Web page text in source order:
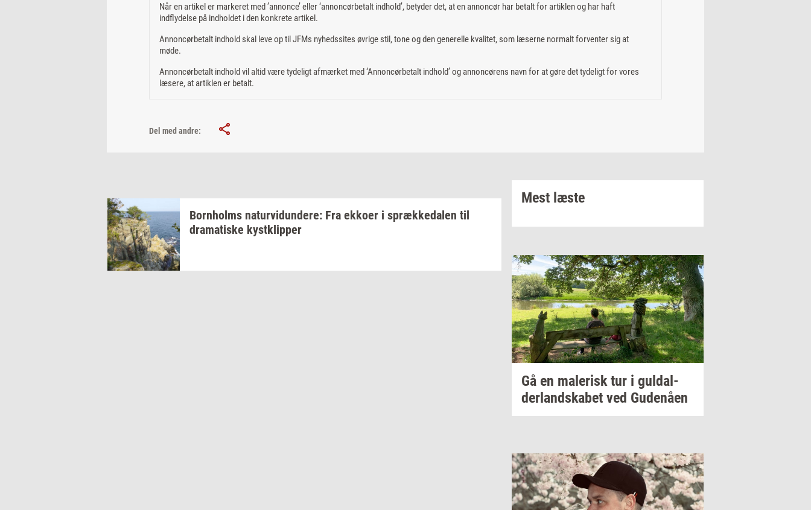
Når en artikel er markeret med ’annonce’ eller ‘annoncørbetalt indhold’, betyder det, at en annoncør har betalt for artiklen og har haft
indflydelse på indholdet i den konkrete artikel.
Annoncørbetalt indhold skal leve op til JFMs nyhedssites øvrige stil, tone og den generelle kvalitet, som læserne normalt forventer sig at
møde.
Annoncørbetalt indhold vil altid være tydeligt afmærket med ‘Annoncørbetalt indhold’ og annoncørens navn for at gøre det tydeligt for vores
læsere, at artiklen er betalt.
Del med andre:
Born­holms na­tur­vi­dun­de­re: Fra ek­ko­er i spræk­ke­da­len til
dra­ma­ti­ske kyst­klip­per
Mest læste
Gå en ma­le­risktur i gul­dal­
der­land­ska­bet ved Gu­denå­en